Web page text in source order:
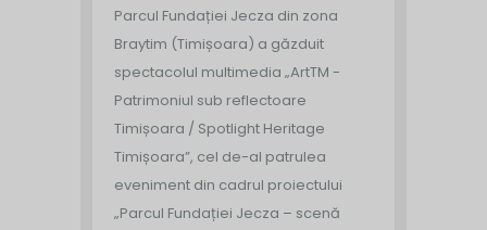
Parcul Fundației Jecza din zona
Braytim (Timișoara) a găzduit
spectacolul multimedia „ArtTM -
Patrimoniul sub reflectoare
Timișoara / Spotlight Heritage
Timișoara”, cel de-al patrulea
eveniment din cadrul proiectului
„Parcul Fundației Jecza – scenă